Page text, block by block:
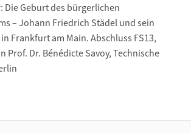
Die Geburt des bürgerlichen
– Johann Friedrich Städel und sein
Frankfurt am Main. Abschluss FS13,
Prof. Dr. Bénédicte Savoy, Technische